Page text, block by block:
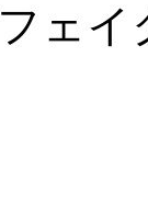
フェイ